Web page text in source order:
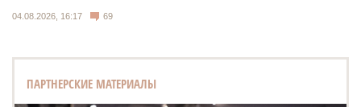
04.08.2026, 16:17 69
ПАРТНЕРСКИЕ МАТЕРИАЛЫ